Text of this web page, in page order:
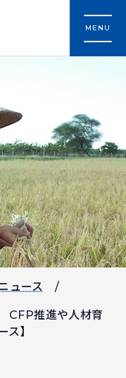
MENU
ュース
CFP推進や人材育
ス】